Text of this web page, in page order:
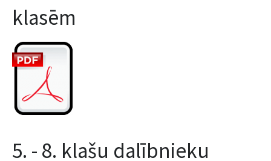
5. - 8. klašu dalībnieku
iesniegums